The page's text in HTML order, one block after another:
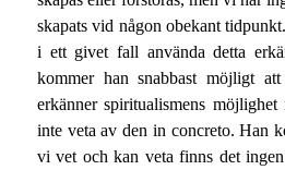
skapats vid någon obekant
i ett givet fall använda detta
kommer han snabbast möjligt
erkänner spiritualismens
inte veta av den in concreto. Han
vi vet och kan veta finns det